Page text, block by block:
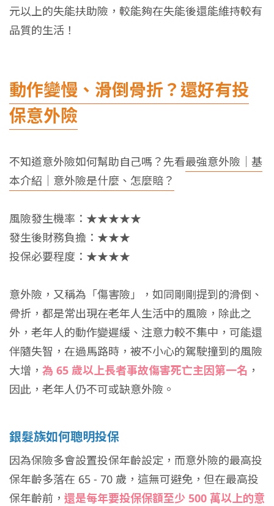
元以上的失能扶助險，較能夠在失能後還能維持較有
品質的生活！
動作變慢、滑倒骨折？還好有投
保意外險
不知道意外險如何幫助自己嗎？先看最強意外險｜基
本介紹｜意外險是什麼、怎麼賠？
風險發生機率：★★★★★
發生後財務負擔：★★★
投保必要程度：★★★★
意外險，又稱為「傷害險」，如同剛剛提到的滑倒、
骨折，都是常出現在老年人生活中的風險，除此之
外，老年人的動作變遲緩、注意力較不集中，可能還
伴隨失智，在過馬路時，被不小心的駕駛撞到的風險
大增， 為 65 歲以上長者事故傷害死亡主因第一名 ，
因此，老年人仍不可或缺意外險。
銀髮族如何聰明投保
因為保險多會設置投保年齡設定，而意外險的最高投
保年齡多落在 65 - 70 歲，這無可避免，但在最高投
保年齡前， 還是每年要投保保額至少 500 萬以上的意